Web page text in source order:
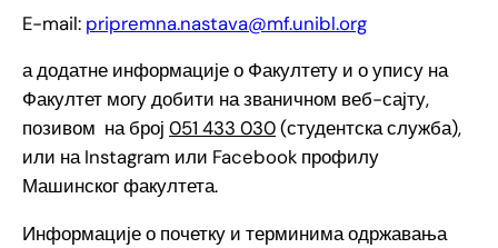
E-mail: pripremna.nastava@mf.unibl.org
а додатне информације о Факултету и о упису на
Факултет могу добити на званичном веб-сајту,
позивом на број 051 433 030(студентска служба),
или на Instagram или Facebook профилу
Машинског факултета.
Информације о почетку и терминима одржавања